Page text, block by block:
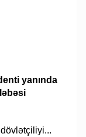
yanında